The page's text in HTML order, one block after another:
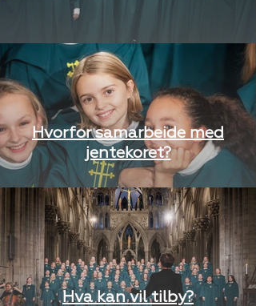
Hvorfor samarbeide med
jentekoret?
Hva kan vil tilby?